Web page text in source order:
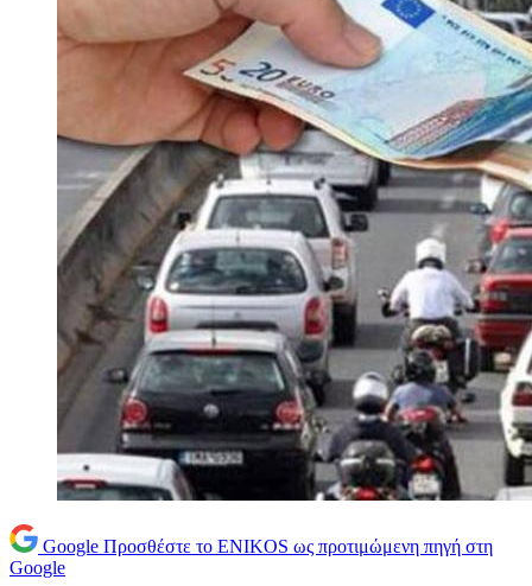
Google Προσθέστε το ENIKOS ως προτιμώμενη πηγή στη
Google